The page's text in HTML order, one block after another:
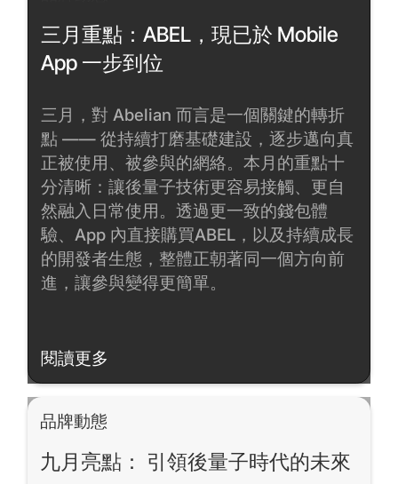
三月重點：ABEL，現已於 Mobile
App 一步到位
三月，對 Abelian 而言是一個關鍵的轉折
點 —— 從持續打磨基礎建設，逐步邁向真
正被使用、被參與的網絡。本月的重點十
分清晰：讓後量子技術更容易接觸、更自
然融入日常使用。透過更一致的錢包體
驗、App 內直接購買ABEL，以及持續成長
的開發者生態，整體正朝著同一個方向前
進，讓參與變得更簡單。
閱讀更多
閱讀更多
品牌動態
九月亮點： 引領後量子時代的未來